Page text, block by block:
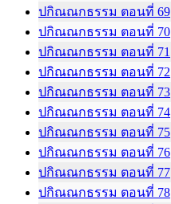
ปกิณณกธรรม ตอนที่ 69
ปกิณณกธรรม ตอนที่ 70
ปกิณณกธรรม ตอนที่ 71
ปกิณณกธรรม ตอนที่ 72
ปกิณณกธรรม ตอนที่ 73
ปกิณณกธรรม ตอนที่ 74
ปกิณณกธรรม ตอนที่ 75
ปกิณณกธรรม ตอนที่ 76
ปกิณณกธรรม ตอนที่ 77
ปกิณณกธรรม ตอนที่ 78